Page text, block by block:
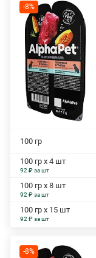
-8%
100 гр
100 гр х 4 шт
92 ₽ за шт
100 гр х 8 шт
92 ₽ за шт
100 гр х 15 шт
92 ₽ за шт
-8%